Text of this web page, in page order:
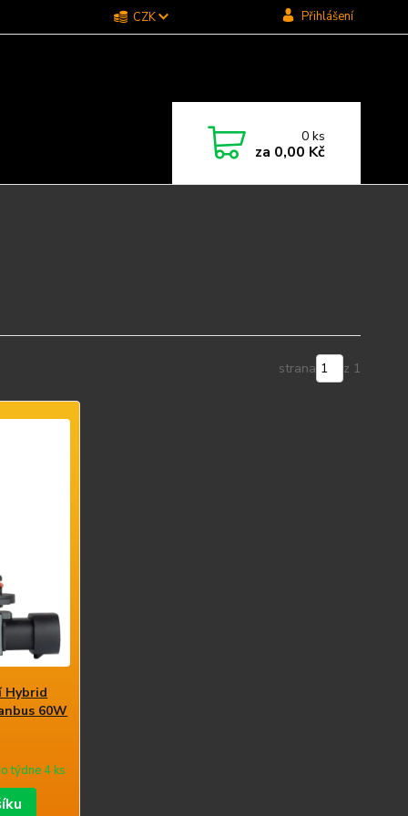
CZK Přihlášení
0ks
za 0,00 Kč
strana z 1
Hybrid
60W
týdne 4 ks